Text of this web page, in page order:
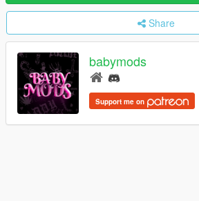
Share
babymods
Support me on